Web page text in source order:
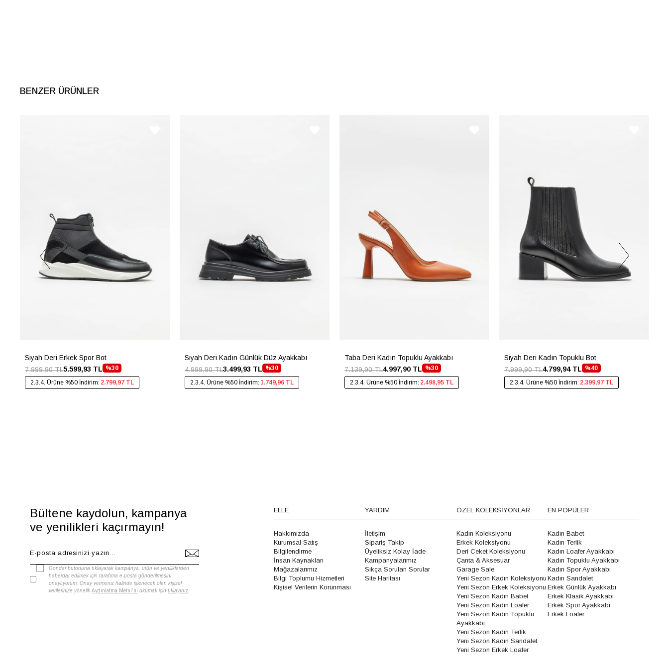
BENZER ÜRÜNLER
Siyah Deri Erkek Spor Bot
%30
5.599,93 TL
7.999,90 TL
2.3.4. Ürüne %50 İndirim: 2.799,97 TL
Siyah Deri Kadın Günlük Düz Ayakkabı
%30
3.499,93 TL
4.999,90 TL
2.3.4. Ürüne %50 İndirim: 1.749,96 TL
Taba Deri Kadın Topuklu Ayakkabı
%30
4.997,90 TL
7.139,90 TL
2.3.4. Ürüne %50 İndirim: 2.498,95 TL
Siyah Deri Kadın Topuklu Bot
%40
4.799,94 TL
7.999,90 TL
2.3.4. Ürüne %50 İndirim: 2.399,97 TL
Bültene kaydolun, kampanya
ve yenilikleri kaçırmayın!
Gönder butonuna tıklayarak kampanya, ürün ve yeniliklerden
haberdar edilmek için tarafıma e-posta gönderilmesini
onaylıyorum. Onay vermeniz halinde işlenecek olan kişisel
verilerinize yönelik Aydınlatma Metni'ni okumak için tıklayınız
ELLE
Hakkımızda
Kurumsal Satış
Bilgilendirme
İnsan Kaynakları
Mağazalarımız
Bilgi Toplumu Hizmetleri
Kişisel Verilerin Korunması
YARDIM
İletişim
Sipariş Takip
Üyeliksiz Kolay İade
Kampanyalarımız
Sıkça Sorulan Sorular
Site Haritası
ÖZEL KOLEKSİYONLAR
Kadın Koleksiyonu
Erkek Koleksiyonu
Deri Ceket Koleksiyonu
Çanta & Aksesuar
Garage Sale
Yeni Sezon Kadın Koleksiyonu
Yeni Sezon Erkek Koleksiyonu
Yeni Sezon Kadın Babet
Yeni Sezon Kadın Loafer
Yeni Sezon Kadın Topuklu
Ayakkabı
Yeni Sezon Kadın Terlik
Yeni Sezon Kadın Sandalet
Yeni Sezon Erkek Loafer
EN POPÜLER
Kadın Babet
Kadın Terlik
Kadın Loafer Ayakkabı
Kadın Topuklu Ayakkabı
Kadın Spor Ayakkabı
Kadın Sandalet
Erkek Günlük Ayakkabı
Erkek Klasik Ayakkabı
Erkek Spor Ayakkabı
Erkek Loafer